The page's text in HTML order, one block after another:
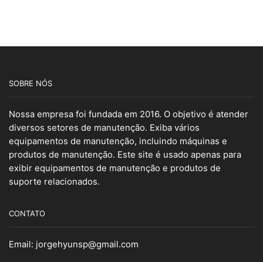
SOBRE NÓS
Nossa empresa foi fundada em 2016. O objetivo é atender
diversos setores de manutenção. Exiba vários
equipamentos de manutenção, incluindo máquinas e
produtos de manutenção. Este site é usado apenas para
exibir equipamentos de manutenção e produtos de
suporte relacionados.
CONTATO
Email: jorgehyunsp@gmail.com